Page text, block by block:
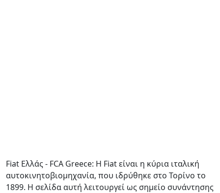
Fiat Ελλάς - FCA Greece: Η Fiat είναι η κύρια ιταλική
αυτοκινητοβιομηχανία, που ιδρύθηκε στο Τορίνο το
1899. Η σελίδα αυτή λειτουργεί ως σημείο συνάντησης